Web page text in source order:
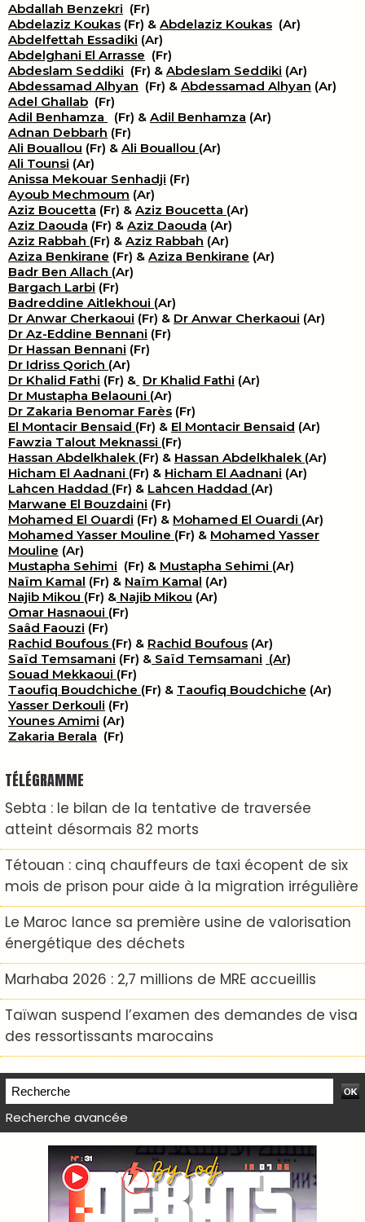
Abdallah Benzekri (Fr)
Abdelaziz Koukas (Fr) & Abdelaziz Koukas (Ar)
Abdelfettah Essadiki (Ar)
Abdelghani El Arrasse (Fr)
Abdeslam Seddiki (Fr) & Abdeslam Seddiki (Ar)
Abdessamad Alhyan (Fr) & Abdessamad Alhyan (Ar)
Adel Ghallab (Fr)
Adil Benhamza
(Fr) & Adil Benhamza (Ar)
Adnan Debbarh (Fr)
Ali Bouallou (Fr) & Ali Bouallou (Ar)
Ali Tounsi (Ar)
Anissa Mekouar Senhadji (Fr)
Ayoub Mechmoum (Ar)
Aziz Boucetta (Fr) & Aziz Boucetta (Ar)
Aziz Daouda (Fr) & Aziz Daouda (Ar)
Aziz Rabbah (Fr) & Aziz Rabbah (Ar)
Aziza Benkirane (Fr) & Aziza Benkirane (Ar)
Badr Ben Allach (Ar)
Bargach Larbi (Fr)
Badreddine Aitlekhoui (Ar)
Dr Anwar Cherkaoui (Fr) & Dr Anwar Cherkaoui (Ar)
Dr Az-Eddine Bennani (Fr)
Dr Hassan Bennani (Fr)
Dr Idriss Qorich (Ar)
Dr Khalid Fathi (Fr) & Dr Khalid Fathi (Ar)
Dr Mustapha Belaouni (Ar)
Dr Zakaria Benomar Farès (Fr)
El Montacir Bensaid (Fr) & El Montacir Bensaid (Ar)
Fawzia Talout Meknassi (Fr)
Hassan Abdelkhalek (Fr) & Hassan Abdelkhalek (Ar)
Hicham El Aadnani (Fr) & Hicham El Aadnani (Ar)
Lahcen Haddad (Fr) & Lahcen Haddad (Ar)
Marwane El Bouzdaini (Fr)
Mohamed El Ouardi (Fr) & Mohamed El Ouardi (Ar)
Mohamed Yasser Mouline (Fr) & Mohamed Yasser
Mouline (Ar)
Mustapha Sehimi (Fr) & Mustapha Sehimi (Ar)
Naïm Kamal (Fr) & Naïm Kamal (Ar)
Najib Mikou (Fr) & Najib Mikou (Ar)
Omar Hasnaoui (Fr)
Saâd Faouzi (Fr)
Rachid Boufous (Fr) & Rachid Boufous (Ar)
Saïd Temsamani (Fr) & Saïd Temsamani (Ar)
Souad Mekkaoui (Fr)
Taoufiq Boudchiche (Fr) & Taoufiq Boudchiche (Ar)
Yasser Derkouli (Fr)
Younes Amimi (Ar)
Zakaria Berala (Fr)
TÉLÉGRAMME
Sebta : le bilan de la tentative de traversée
atteint désormais 82 morts
Tétouan : cinq chauffeurs de taxi écopent de six
mois de prison pour aide à la migration irrégulière
Le Maroc lance sa première usine de valorisation
énergétique des déchets
Marhaba 2026 : 2,7 millions de MRE accueillis
Taïwan suspend l’examen des demandes de visa
des ressortissants marocains
Recherche avancée
WEB TV LODJ24 : Youtube, kick et twitch